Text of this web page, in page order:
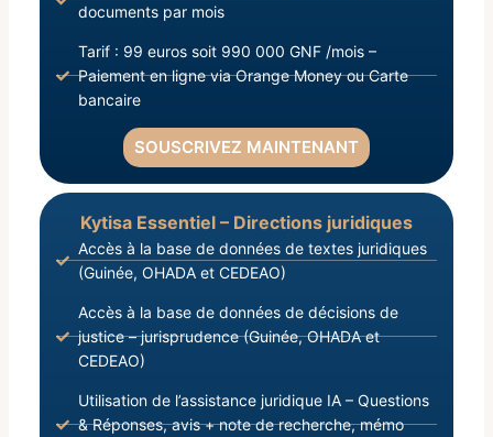
documents par mois
Tarif : 99 euros soit 990 000 GNF /mois –
Paiement en ligne via Orange Money ou Carte
bancaire
SOUSCRIVEZ MAINTENANT
Kytisa Essentiel – Directions juridiques
Accès à la base de données de textes juridiques
(Guinée, OHADA et CEDEAO)
Accès à la base de données de décisions de
justice – jurisprudence (Guinée, OHADA et
CEDEAO)
Utilisation de l’assistance juridique IA – Questions
& Réponses, avis + note de recherche, mémo